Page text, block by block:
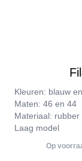
Kleuren: blauw
Maten: 46 en 44
Materiaal: rubber
Laag model
Op